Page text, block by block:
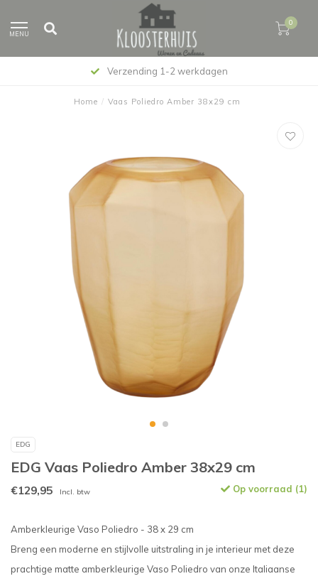
MENU
0
Verzending 1-2 werkdagen
Home / Vaas Poliedro Amber 38x29 cm
EDG
EDG Vaas Poliedro Amber 38x29 cm
€129,95 Incl. btw Op voorraad (1)
Amberkleurige Vaso Poliedro - 38 x 29 cm
Breng een moderne en stijlvolle uitstraling in je interieur met deze
prachtige matte amberkleurige Vaso Poliedro van onze Italiaanse